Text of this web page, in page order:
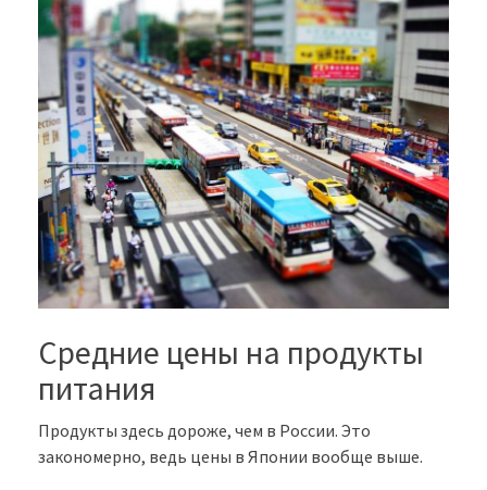
Средние цены на продукты
питания
Продукты здесь дороже, чем в России. Это
закономерно, ведь цены в Японии вообще выше.